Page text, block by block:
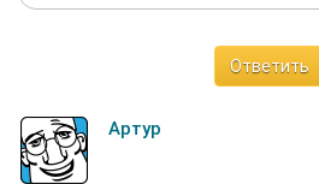
Ответить
Артур